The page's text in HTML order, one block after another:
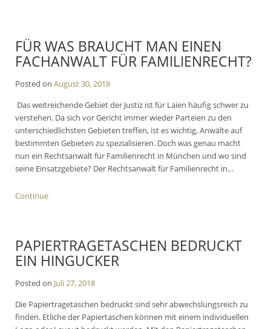
FÜR WAS BRAUCHT MAN EINEN
FACHANWALT FÜR FAMILIENRECHT?
Posted on August 30, 2018
Das weitreichende Gebiet der Justiz ist für Laien häufig schwer zu
verstehen. Da sich vor Gericht immer wieder Parteien zu den
unterschiedlichsten Gebieten treffen, ist es wichtig, Anwälte auf
bestimmten Gebieten zu spezialisieren. Doch was genau macht
nun ein Rechtsanwalt für Familienrecht in München und wo sind
seine Einsatzgebiete? Der Rechtsanwalt für Familienrecht in…
Continue
PAPIERTRAGETASCHEN BEDRUCKT
EIN HINGUCKER
Posted on Juli 27, 2018
Die Papiertragetaschen bedruckt sind sehr abwechslungsreich zu
finden. Etliche der Papiertaschen können mit einem individuellen